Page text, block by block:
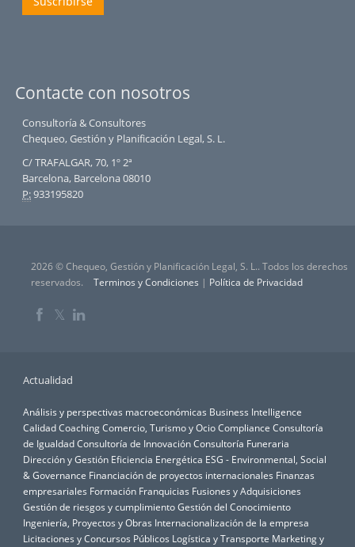
Contacte con nosotros
Consultoría & Consultores
Chequeo, Gestión y Planificación Legal, S. L.
C/ TRAFALGAR, 70, 1º 2ª
Barcelona, Barcelona 08010
P:933195820
2026 © Chequeo, Gestión y Planificación Legal, S. L.. Todos los derechos
reservados.
Terminos y Condiciones | Política de Privacidad
𝕏
Actualidad
Análisis y perspectivas macroeconómicas Business Intelligence
CalidadCoachingComercio, Turismo y OcioCompliance Consultoría
de IgualdadConsultoría de InnovaciónConsultoría Funeraria
Dirección y Gestión Eficiencia Energética ESG - Environmental, Social
& Governance Financiación de proyectos internacionales Finanzas
empresariales Formación Franquicias Fusiones y Adquisiciones
Gestión de riesgos y cumplimientoGestión del Conocimiento
Ingeniería, Proyectos y Obras Internacionalización de la empresa
Licitaciones y Concursos Públicos Logística y Transporte Marketing y